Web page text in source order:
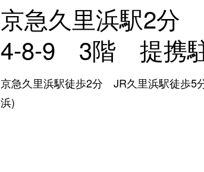
京急久里浜駅2分
4-8-9 3階 提携駐
京急久里浜駅徒歩2分 JR久里浜駅徒歩
浜)